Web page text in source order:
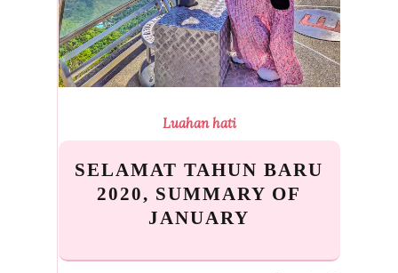
Luahan hati
SELAMAT TAHUN BARU
2020, SUMMARY OF
JANUARY